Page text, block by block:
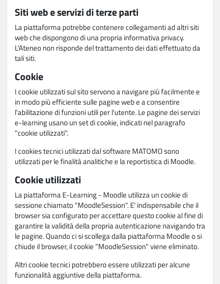
Siti web e servizi di terze parti
La piattaforma potrebbe contenere collegamenti ad altri siti
web che dispongono di una propria informativa privacy.
L'Ateneo non risponde del trattamento dei dati effettuato da
tali siti.
Cookie
I cookie utilizzati sul sito servono a navigare più facilmente e
in modo più efficiente sulle pagine web e a consentire
l'abilitazione di funzioni utili per l'utente. Le pagine dei servizi
e-learning usano un set di cookie, indicati nel paragrafo
"cookie utilizzati".
I cookies tecnici utilizzati dal software MATOMO sono
utilizzati per le finalità analitiche e la reportistica di Moodle.
Cookie utilizzati
La piattaforma E-Learning - Moodle utilizza un cookie di
sessione chiamato "MoodleSession". E' indispensabile che il
browser sia configurato per accettare questo cookie al fine di
garantire la validità della propria autenticazione navigando tra
le pagine. Quando ci si scollega dalla piattaforma Moodle o si
chiude il browser, il cookie "MoodleSession" viene eliminato.
Altri cookie tecnici potrebbero essere utilizzati per alcune
funzionalità aggiuntive della piattaforma.